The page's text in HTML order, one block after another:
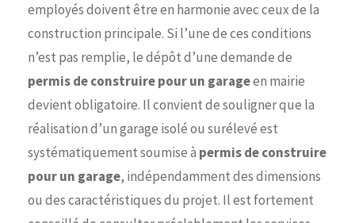
employés doivent être en harmonie avec ceux de la
construction principale. Si l’une de ces conditions
n’est pas remplie, le dépôt d’une demande de
permis de construire pour un garageen mairie
devient obligatoire. Il convient de souligner que la
réalisation d’un garage isolé ou surélevé est
systématiquement soumise à permis de construire
pour un garage, indépendamment des dimensions
ou des caractéristiques du projet. Il est fortement